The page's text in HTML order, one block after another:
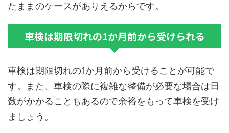
たままのケースがありえるからです。
車検は期限切れの1か月前から受けられる
車検は期限切れの1か月前から受けることが可能で
す。また、車検の際に複雑な整備が必要な場合は日
数がかかることもあるので余裕をもって車検を受け
ましょう。